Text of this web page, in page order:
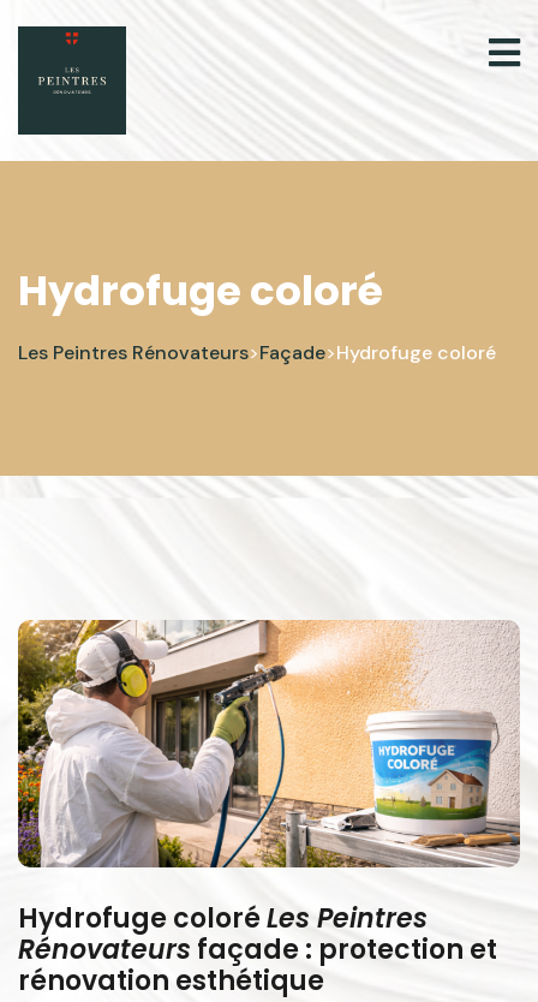
Hydrofuge coloré
Les Peintres Rénovateurs>Façade>Hydrofuge coloré
Hydrofuge coloréLes Peintres
Rénovateurs façade : protection et
rénovation esthétique